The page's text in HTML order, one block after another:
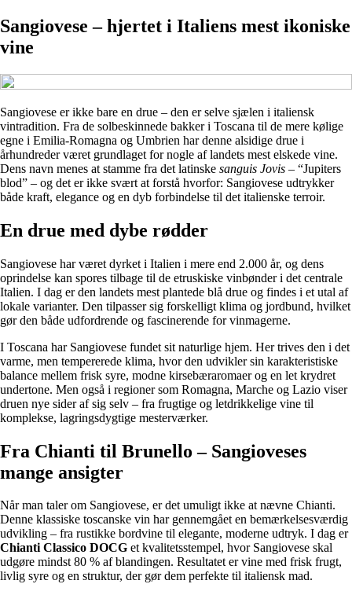
Sangiovese – hjertet i Italiens mest ikoniske
vine
Sangiovese er ikke bare en drue – den er selve sjælen i italiensk
vintradition. Fra de solbeskinnede bakker i Toscana til de mere kølige
egne i Emilia-Romagna og Umbrien har denne alsidige drue i
århundreder været grundlaget for nogle af landets mest elskede vine.
Dens navn menes at stamme fra det latinske sanguis Jovis – “Jupiters
blod” – og det er ikke svært at forstå hvorfor: Sangiovese udtrykker
både kraft, elegance og en dyb forbindelse til det italienske terroir.
En drue med dybe rødder
Sangiovese har været dyrket i Italien i mere end 2.000 år, og dens
oprindelse kan spores tilbage til de etruskiske vinbønder i det centrale
Italien. I dag er den landets mest plantede blå drue og findes i et utal af
lokale varianter. Den tilpasser sig forskelligt klima og jordbund, hvilket
gør den både udfordrende og fascinerende for vinmagerne.
I Toscana har Sangiovese fundet sit naturlige hjem. Her trives den i det
varme, men tempererede klima, hvor den udvikler sin karakteristiske
balance mellem frisk syre, modne kirsebæraromaer og en let krydret
undertone. Men også i regioner som Romagna, Marche og Lazio viser
druen nye sider af sig selv – fra frugtige og letdrikkelige vine til
komplekse, lagringsdygtige mesterværker.
Fra Chianti til Brunello – Sangioveses
mange ansigter
Når man taler om Sangiovese, er det umuligt ikke at nævne Chianti.
Denne klassiske toscanske vin har gennemgået en bemærkelsesværdig
udvikling – fra rustikke bordvine til elegante, moderne udtryk. I dag er
Chianti Classico DOCG et kvalitetsstempel, hvor Sangiovese skal
udgøre mindst 80 % af blandingen. Resultatet er vine med frisk frugt,
livlig syre og en struktur, der gør dem perfekte til italiensk mad.